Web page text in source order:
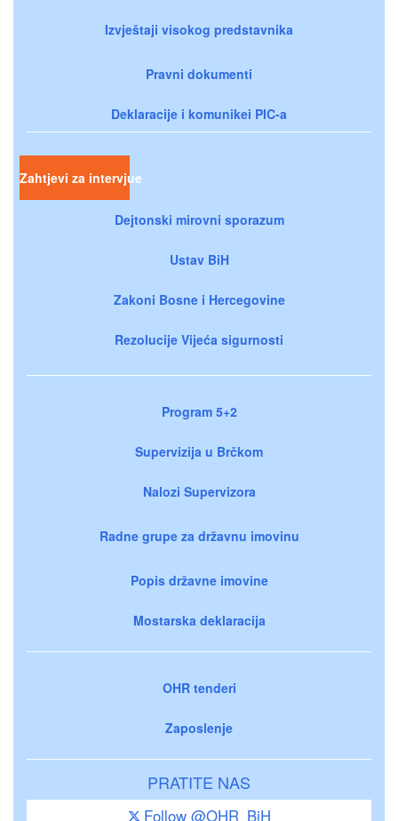
Izvještaji visokog predstavnika
Pravni dokumenti
Deklaracije i komunikei PIC-a
Zahtjevi za intervjue
Dejtonski mirovni sporazum
Ustav BiH
Zakoni Bosne i Hercegovine
Rezolucije Vijeća sigurnosti
Program 5+2
Supervizija u Brčkom
Nalozi Supervizora
Radne grupe za državnu imovinu
Popis državne imovine
Mostarska deklaracija
OHR tenderi
Zaposlenje
PRATITE NAS
Follow @OHR_BiH